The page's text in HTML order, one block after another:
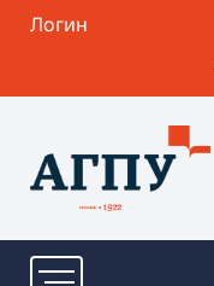
Логин